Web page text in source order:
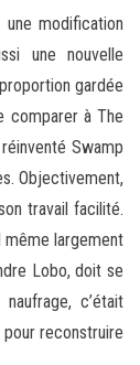
modification
une nouvelle
gardée
comparer à The
Swamp
Objectivement,
travail facilité.
largement
Lobo, doit se
c’était
pour reconstruire